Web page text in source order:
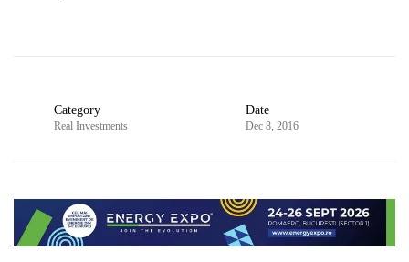
Category
Real Investments
Date
Dec 8, 2016